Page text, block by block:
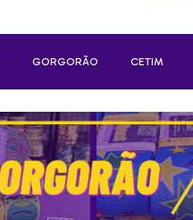
GORGORÃO CETIM